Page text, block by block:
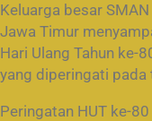
Keluarga besar
Jawa Timur
Hari Ulang Tahun ke-
yang diperingati pada
Peringatan HUT ke-